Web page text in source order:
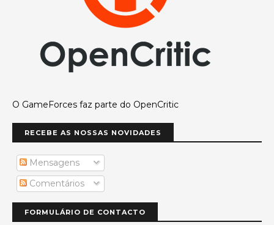
O GameForces faz parte do OpenCritic
RECEBE AS NOSSAS NOVIDADES
Mensagens
Comentários
FORMULÁRIO DE CONTACTO